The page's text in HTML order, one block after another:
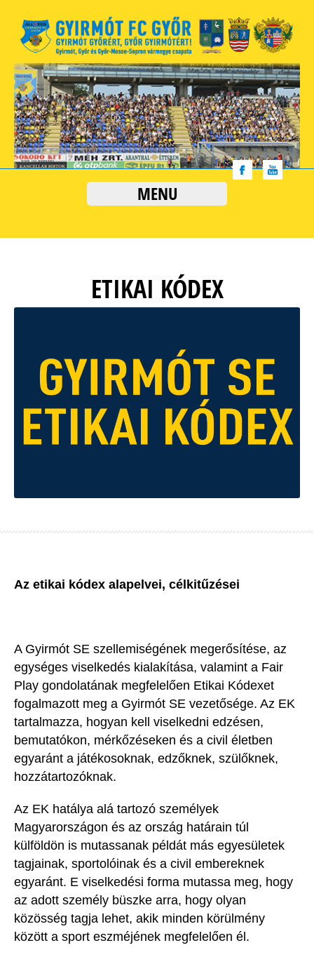
MENU
ETIKAI KÓDEX
Az etikai kódex alapelvei, célkitűzései
A Gyirmót SE szellemiségének megerősítése, az
egységes viselkedés kialakítása, valamint a Fair
Play gondolatának megfelelően Etikai Kódexet
fogalmazott meg a Gyirmót SE vezetősége. Az EK
tartalmazza, hogyan kell viselkedni edzésen,
bemutatókon, mérkőzéseken és a civil életben
egyaránt a játékosoknak, edzőknek, szülőknek,
hozzátartozóknak.
Az EK hatálya alá tartozó személyek
Magyarországon és az ország határain túl
külföldön is mutassanak példát más egyesületek
tagjainak, sportolóinak és a civil embereknek
egyaránt. E viselkedési forma mutassa meg, hogy
az adott személy büszke arra, hogy olyan
közösség tagja lehet, akik minden körülmény
között a sport eszméjének megfelelően él.